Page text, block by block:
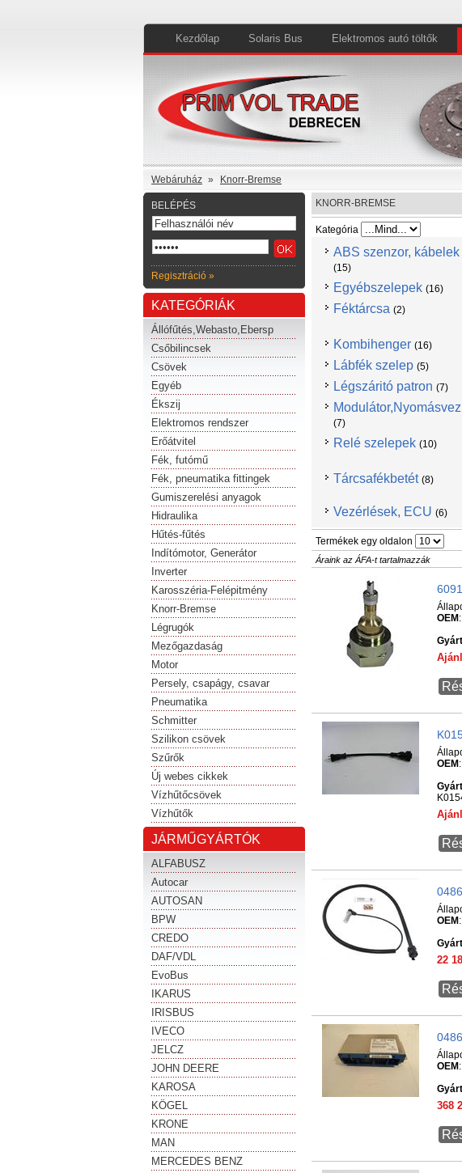
Kezdőlap Solaris Bus Elektromos autó töltők
Webáruház » Knorr-Bremse
BELÉPÉS
Regisztráció »
KATEGÓRIÁK
Állófűtés,Webasto,Ebersp
Csőbilincsek
Csövek
Egyéb
Ékszij
Elektromos rendszer
Erőátvitel
Fék, futómű
Fék, pneumatika fittingek
Gumiszerelési anyagok
Hidraulika
Hűtés-fűtés
Indítómotor, Generátor
Inverter
Karosszéria-Felépitmény
Knorr-Bremse
Légrugók
Mezőgazdaság
Motor
Persely, csapágy, csavar
Pneumatika
Schmitter
Szilikon csövek
Szűrők
Új webes cikkek
Vízhűtőcsövek
Vízhűtők
JÁRMŰGYÁRTÓK
ALFABUSZ
Autocar
AUTOSAN
BPW
CREDO
DAF/VDL
EvoBus
IKARUS
IRISBUS
IVECO
JELCZ
JOHN DEERE
KAROSA
KÖGEL
KRONE
MAN
MERCEDES BENZ
KNORR-BREMSE
Kategória
ABS szenzor, kábelek
(15)
Egyébszelepek (16)
Féktárcsa (2)
Kombihenger (16)
Lábfék szelep (5)
Légszáritó patron (7)
Modulátor,Nyomásvez
(7)
Relé szelepek (10)
Tárcsafékbetét (8)
Vezérlések, ECU (6)
Termékek egy oldalon
Áraink az ÁFA-t tartalmazzák
OEM
OEM
OEM
22
OEM
368